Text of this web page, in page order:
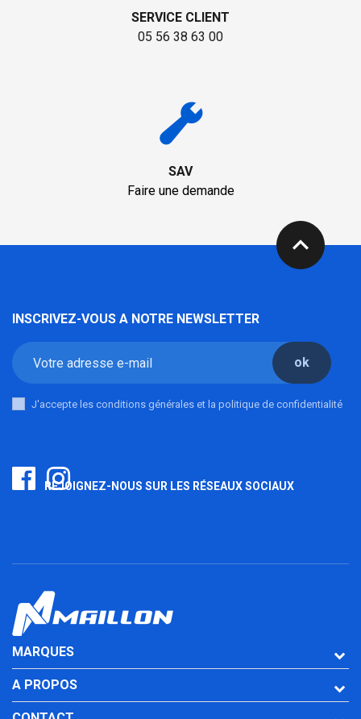
SERVICE CLIENT
05 56 38 63 00
SAV
Faire une demande
expand_less
INSCRIVEZ-VOUS A NOTRE NEWSLETTER
ok
J'accepte les conditions générales et la politique de confidentialité
REJOIGNEZ-NOUS SUR LES RÉSEAUX SOCIAUX
MARQUES
A PROPOS